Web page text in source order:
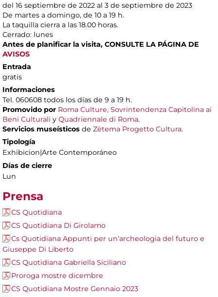
del 16 septiembre de 2022 al 3 de septiembre de 2023
De martes a domingo, de 10 a 19 h.
La taquilla cierra a las 18.00 horas.
Cerrado: lunes
Antes de planificar la visita, CONSULTE LA PÁGINA DE
AVISOS
Entrada
gratis
Informaciones
Tel. 060608 todos los días de 9 a 19 h.
Promovido por Roma Culture, Sovrintendenza Capitolina ai
Beni Culturali y Quadriennale di Roma.
Servicios museísticos de Zètema Progetto Cultura.
Tipología
Exhibicion|Arte Contemporáneo
Días de cierre
Lun
Prensa
CS Quotidiana
CS Quotidiana Di Girolamo
Cs Quotidiana Appunti per un’archeologia del futuro e
Giuseppe Di Liberto
CS Quotidiana Gabriella Siciliano
Proroga mostre dicembre
CS Quotidiana Mostre Gennaio 2023